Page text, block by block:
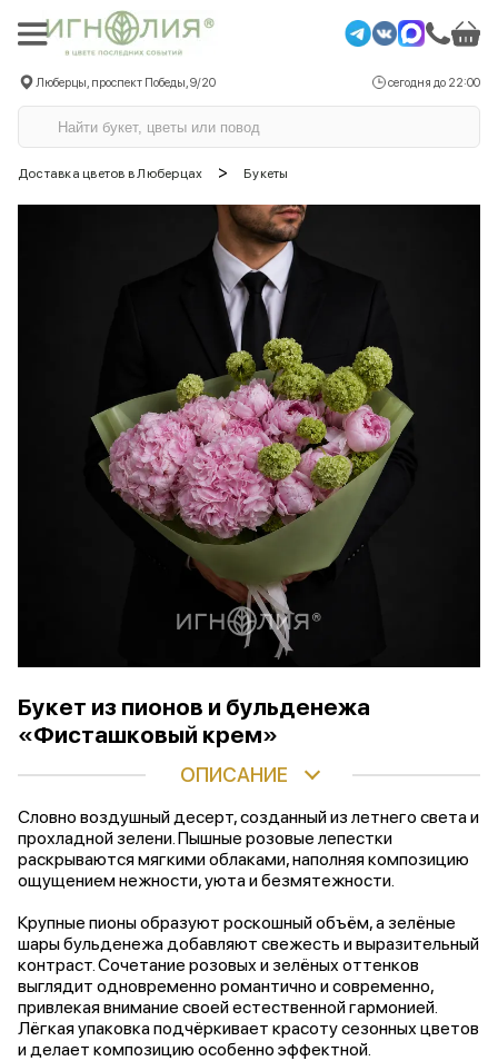
Люберцы, проспект Победы, 9/20 сегодня до 22:00
Доставка цветов в Люберцах > Букеты
Букет из пионов и бульденежа
«Фисташковый крем»
ОПИСАНИЕ
Словно воздушный десерт, созданный из летнего света и
прохладной зелени. Пышные розовые лепестки
раскрываются мягкими облаками, наполняя композицию
ощущением нежности, уюта и безмятежности.
Крупные пионы образуют роскошный объём, а зелёные
шары бульденежа добавляют свежесть и выразительный
контраст. Сочетание розовых и зелёных оттенков
выглядит одновременно романтично и современно,
привлекая внимание своей естественной гармонией.
Лёгкая упаковка подчёркивает красоту сезонных цветов
и делает композицию особенно эффектной.